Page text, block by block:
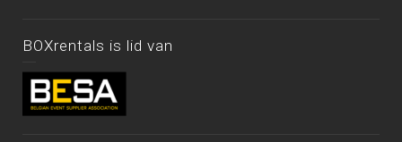
BOXrentals is lid van